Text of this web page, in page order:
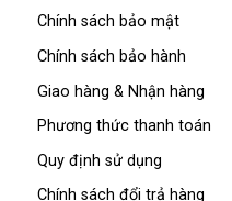
Chính sách bảo mật
Chính sách bảo hành
Giao hàng & Nhận hàng
Phương thức thanh toán
Quy định sử dụng
Chính sách đổi trả hàng